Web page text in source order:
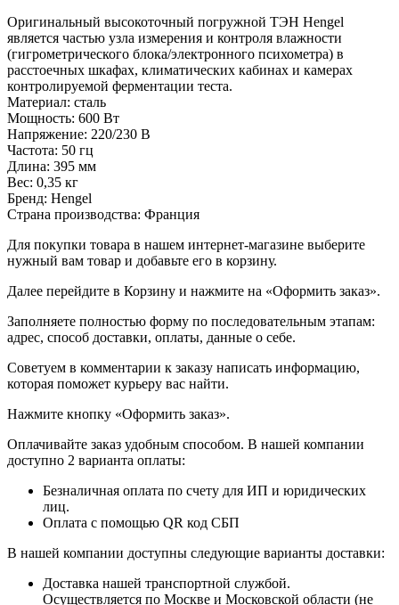
Оригинальный высокоточный погружной ТЭН Hengel
является частью узла измерения и контроля влажности
(гигрометрического блока/электронного психометра) в
расстоечных шкафах, климатических кабинах и камерах
контролируемой ферментации теста.
Материал: сталь
Мощность: 600 Вт
Напряжение: 220/230 В
Частота: 50 гц
Длина: 395 мм
Вес: 0,35 кг
Бренд: Hengel
Страна производства: Франция
Для покупки товара в нашем интернет-магазине выберите
нужный вам товар и добавьте его в корзину.
Далее перейдите в Корзину и нажмите на «Оформить заказ».
​​​​​​​Заполняете полностью форму по последовательным этапам:
адрес, способ доставки, оплаты, данные о себе.
​​​​​​​Советуем в комментарии к заказу написать информацию,
которая поможет курьеру вас найти.
​​​​​​​Нажмите кнопку «Оформить заказ».
Оплачивайте заказ удобным способом. В нашей компании
доступно 2 варианта оплаты:
Безналичная оплата по счету для ИП и юридических
лиц.
Оплата с помощью QR код СБП
В нашей компании доступны следующие варианты доставки:
Доставка нашей транспортной службой.
Осуществляется по Москве и Московской области (не